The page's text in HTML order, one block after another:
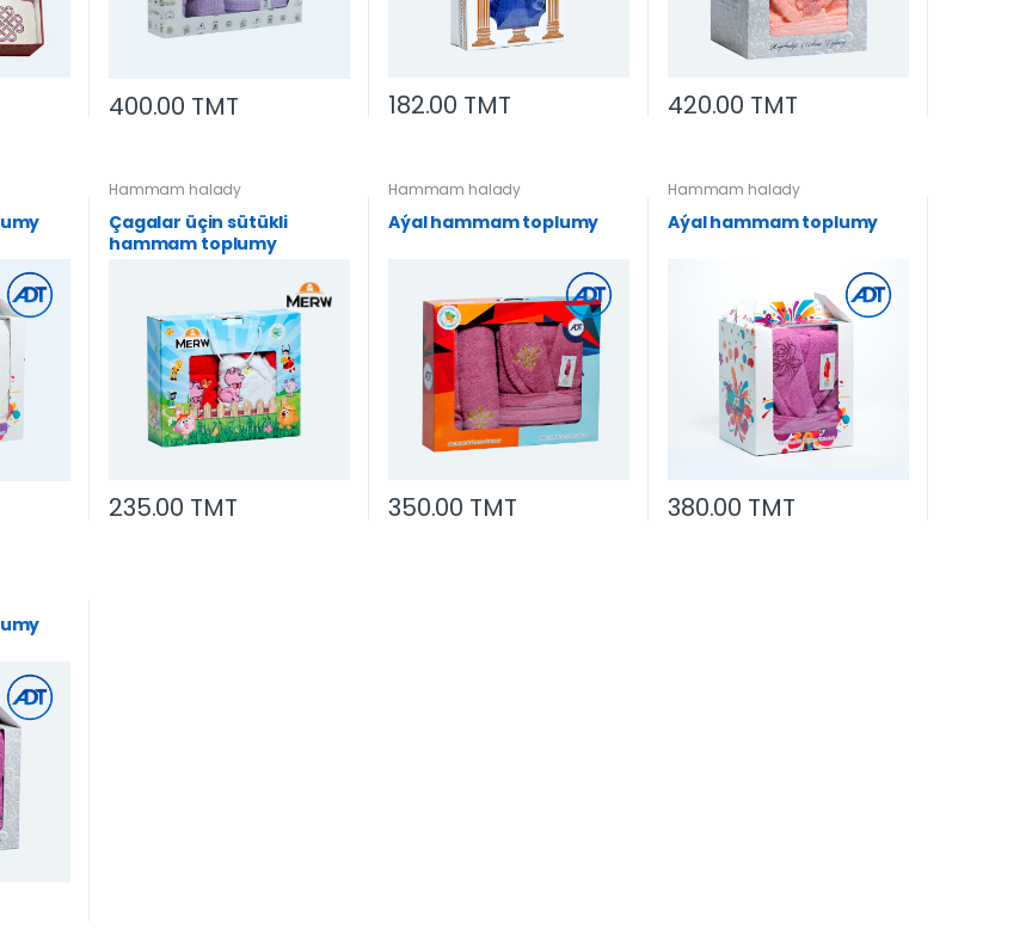
400.00 TMT 182.00 TMT 420.00 TMT
Hammam halady
Çagalar üçin sütükli
hammam toplumy
235.00 TMT
Hammam halady
Aýal hammam toplumy
350.00 TMT
Hammam halady
Aýal hammam toplumy
380.00 TMT